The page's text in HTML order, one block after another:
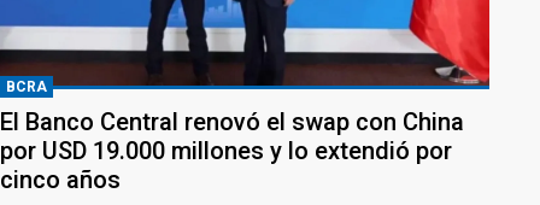
BCRA
El Banco Central renovó el swap con China
por USD 19.000 millones y lo extendió por
cinco años